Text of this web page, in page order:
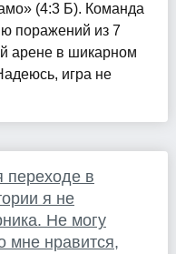
(4:3 Б). Команда
поражений из 7
арене в шикарном
игра не
переходе в
я не
Не могу
мне нравится,